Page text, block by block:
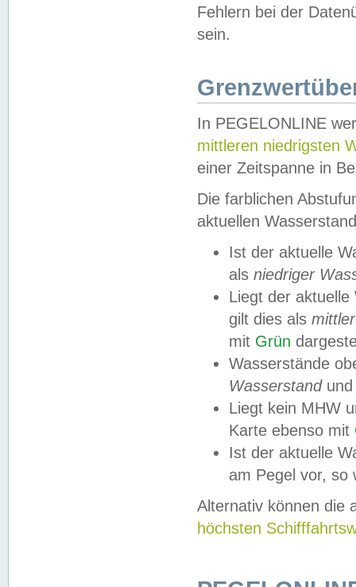
Fehlern bei der
sein.
In PEGELONLINE
mittleren niedrigsten
einer Zeitspanne in
Die farblichen
aktuellen
Ist der aktuelle
als niedriger
Liegt der
gilt dies als
mit Grün
Wasserstände
Wasserstandund
Liegt kein MHW
Karte ebenso mit
Ist der aktuelle
am Pegel vor,
Alternativ können die
höchsten